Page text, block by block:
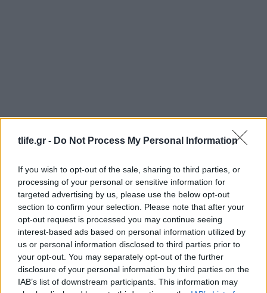
tlife.gr - Do Not Process My Personal Information
If you wish to opt-out of the sale, sharing to third parties, or
processing of your personal or sensitive information for
targeted advertising by us, please use the below opt-out
section to confirm your selection. Please note that after your
opt-out request is processed you may continue seeing
interest-based ads based on personal information utilized by
us or personal information disclosed to third parties prior to
your opt-out. You may separately opt-out of the further
disclosure of your personal information by third parties on the
IAB’s list of downstream participants. This information may
Zendaya – Tom Holland: Το μυστικό wedding
party στην αγγλική εξοχή μετά τον γάμο τους –
Όλες οι λεπτομέρειες
08.08.2026